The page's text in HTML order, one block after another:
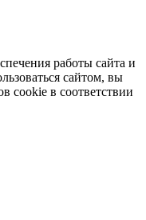
работы сайта и
сайтом, вы
cookie в соответствии